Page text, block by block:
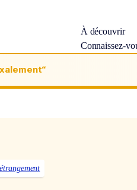
À découvrir
Connaissez-
étrangement